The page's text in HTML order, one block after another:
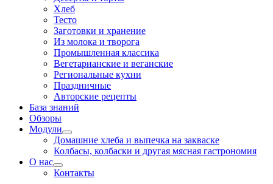
Хлеб
Тесто
Заготовки и хранение
Из молока и творога
Промышленная классика
Вегетарианские и веганские
Региональные кухни
Праздничные
Авторские рецепты
База знаний
Обзоры
Модули
Домашние хлеба и выпечка на закваске
Колбасы, колбаски и другая мясная гастрономия
О нас
Контакты